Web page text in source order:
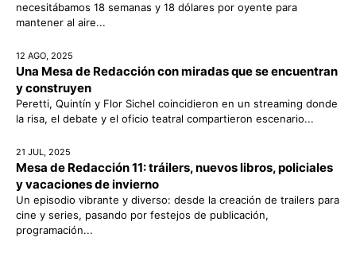
necesitábamos 18 semanas y 18 dólares por oyente para
mantener al aire...
12 AGO, 2025
Una Mesa de Redacción con miradas que se encuentran
y construyen
Peretti, Quintín y Flor Sichel coincidieron en un streaming donde
la risa, el debate y el oficio teatral compartieron escenario...
21 JUL, 2025
Mesa de Redacción 11: tráilers, nuevos libros, policiales
y vacaciones de invierno
Un episodio vibrante y diverso: desde la creación de trailers para
cine y series, pasando por festejos de publicación,
programación...